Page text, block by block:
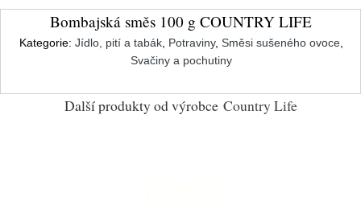
Bombajská směs 100 g COUNTRY LIFE
Kategorie: Jídlo, pití a tabák Potraviny, Směsi sušeného ovoce
Svačiny a pochutiny
Další produkty od výrobce Country Life